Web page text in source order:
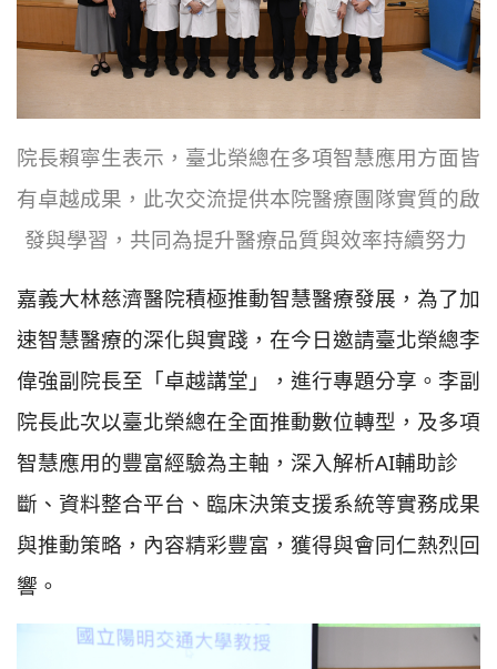
院長賴寧生表示，臺北榮總在多項智慧應用方面皆
有卓越成果，此次交流提供本院醫療團隊實質的啟
發與學習，共同為提升醫療品質與效率持續努力
嘉義大林慈濟醫院積極推動智慧醫療發展，為了加
速智慧醫療的深化與實踐，在今日邀請臺北榮總李
偉強副院長至「卓越講堂」，進行專題分享。李副
院長此次以臺北榮總在全面推動數位轉型，及多項
智慧應用的豐富經驗為主軸，深入解析AI輔助診
斷、資料整合平台、臨床決策支援系統等實務成果
與推動策略，內容精彩豐富，獲得與會同仁熱烈回
響。